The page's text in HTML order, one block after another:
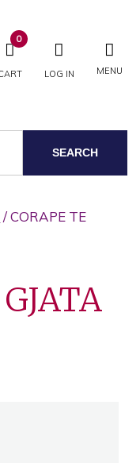
0
LOG IN MENU
SEARCH
/ CORAPE TE